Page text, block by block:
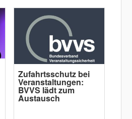
Zufahrtsschutz bei
Veranstaltungen:
BVVS lädt zum
Austausch